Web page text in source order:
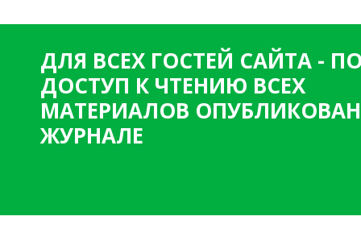
ДЛЯ ВСЕХ ГОСТЕЙ САЙТА -
ДОСТУП К ЧТЕНИЮ ВСЕХ
МАТЕРИАЛОВ
ЖУРНАЛЕ